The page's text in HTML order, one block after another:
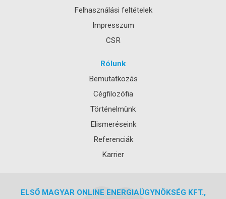
Felhasználási feltételek
Impresszum
CSR
Rólunk
Bemutatkozás
Cégfilozófia
Történelmünk
Elismeréseink
Referenciák
Karrier
ELSŐ MAGYAR ONLINE ENERGIAÜGYNÖKSÉG KFT.,